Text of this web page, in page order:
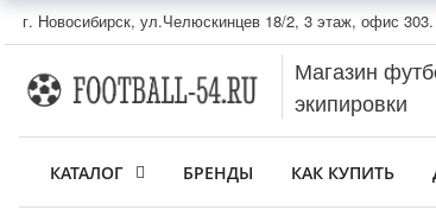
г. Новосибирск, ул.Челюскинцев 18/2, 3 этаж, офис 303.
Магазин
экипировки
КАТАЛОГ БРЕНДЫ КАК КУПИТЬ